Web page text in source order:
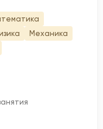
Механика